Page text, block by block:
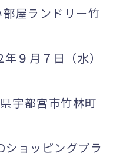
ランドリー竹
９月７日（水）
都宮市竹林町
ッピングプラ